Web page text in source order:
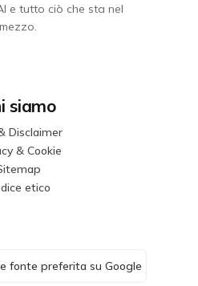
e tutto ciò che sta nel
mezzo.
siamo
Disclaimer
& Cookie
etico
fonte preferita su Google